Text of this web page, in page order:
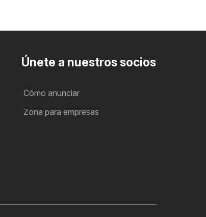
Únete a nuestros socios
Cómo anunciar
Zona para empresas